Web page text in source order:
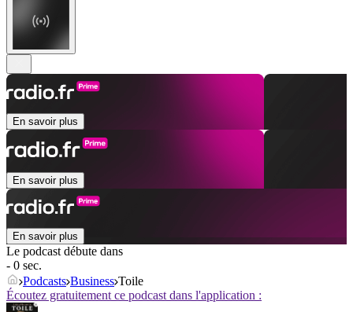
En savoir plus
En savoir plus
En savoir plus
Le podcast débute dans
- 0 sec.
Podcasts Business Toile
Écoutez gratuitement ce podcast dans l'application :